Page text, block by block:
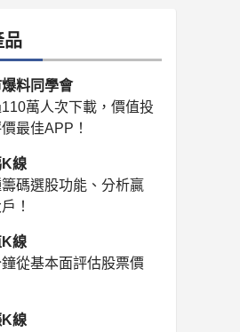
品
料同學會
萬人次下載，價值投
最佳APP！
線
碼選股功能、分析贏
！
線
從基本面評估股票價
線